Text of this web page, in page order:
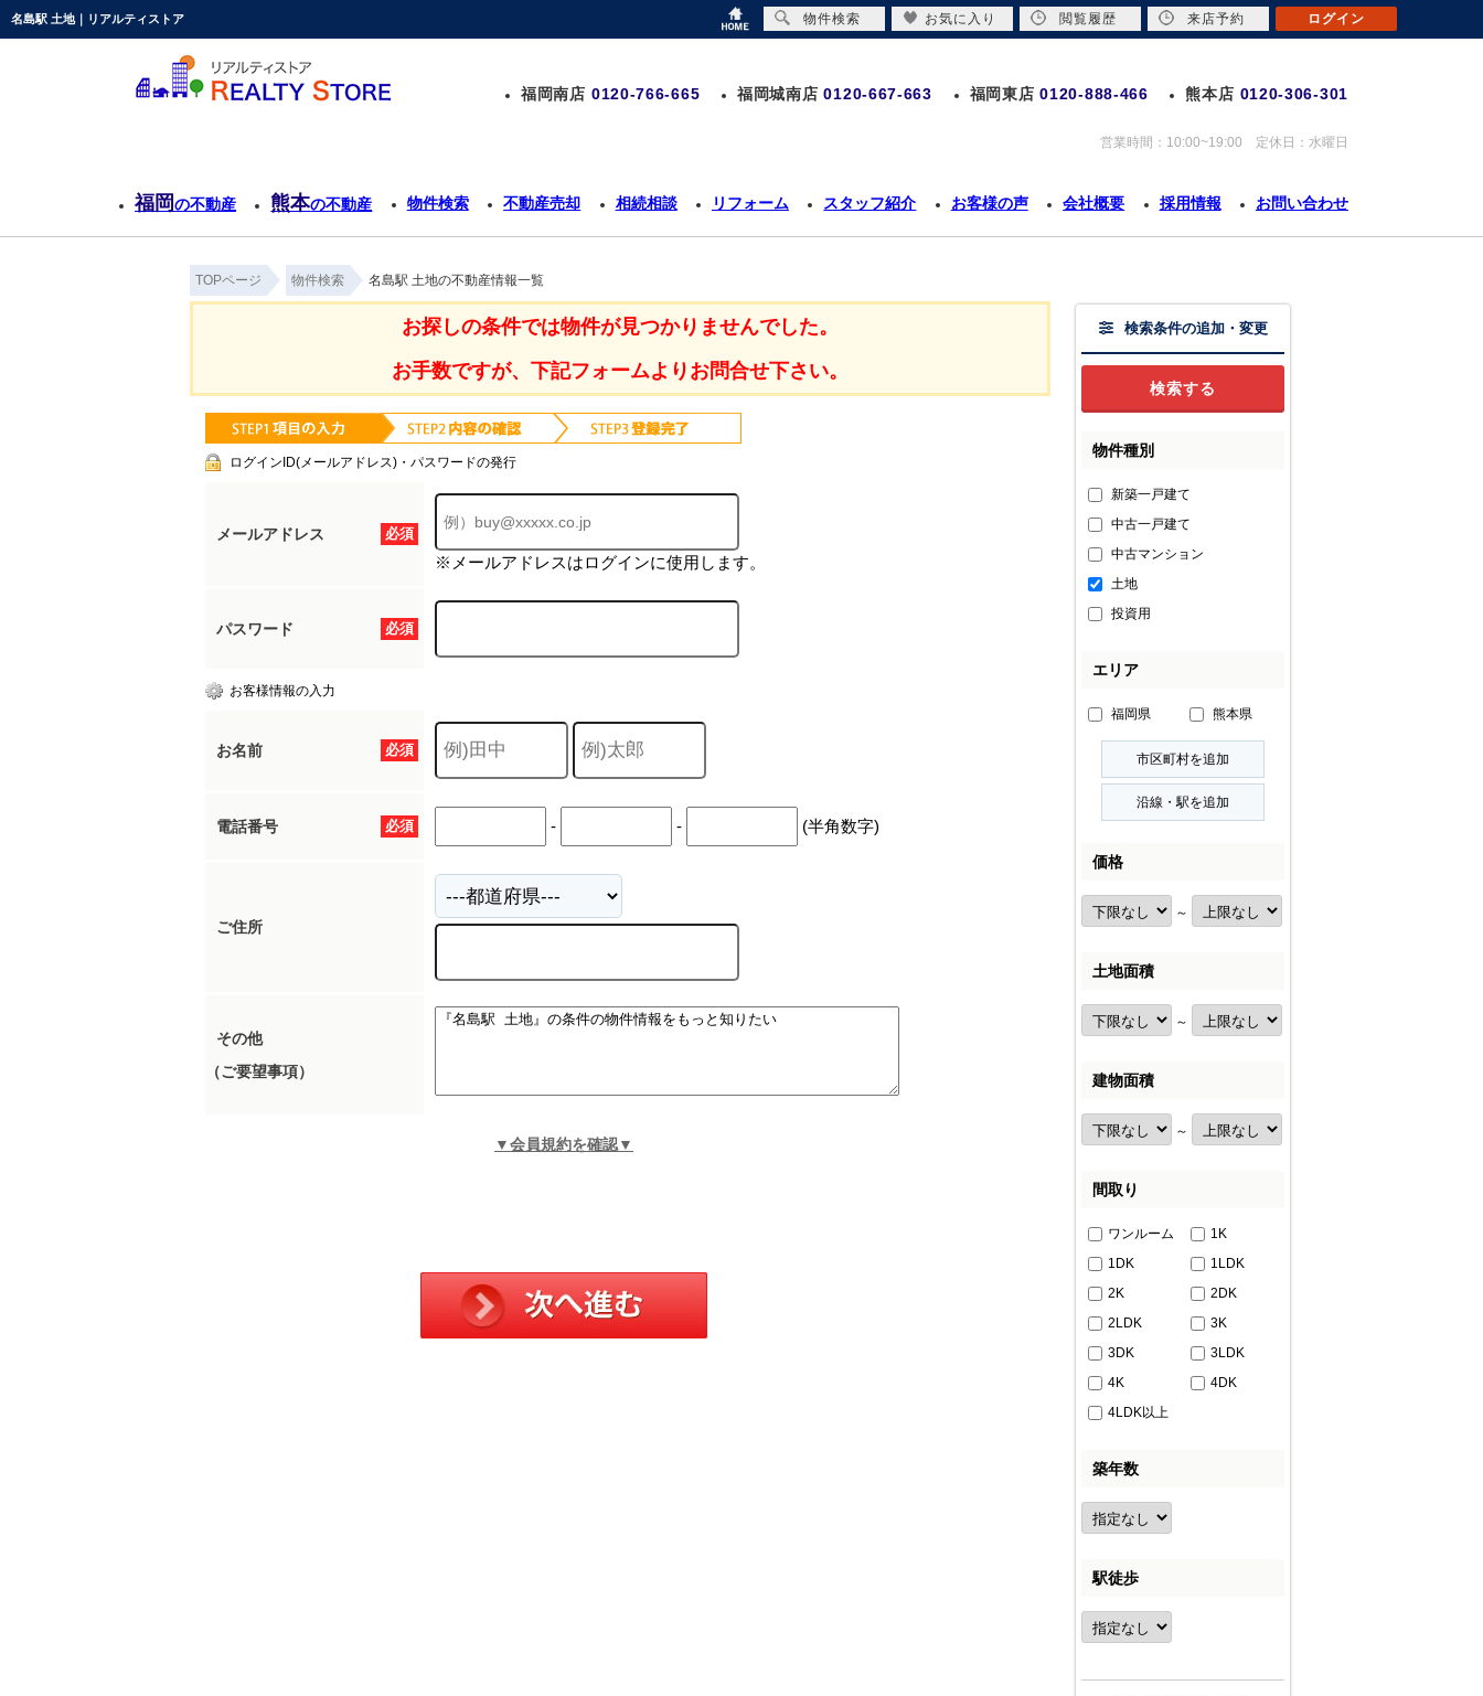
名島駅 土地｜リアルティストア
福岡南店 0120-766-665 福岡城南店 0120-667-663 福岡東店 0120-888-466 熊本店 0120-306-301
営業時間：10:00~19:00 定休日：水曜日
福岡の不動産 熊本の不動産 物件検索 不動産売却 相続相談 リフォーム スタッフ紹介 お客様の声 会社概要 採用情報 お問い合わせ
TOPページ 物件検索 名島駅 土地の不動産情報一覧
お探しの条件では物件が見つかりませんでした。
お手数ですが、下記フォームよりお問合せ下さい。
ログインID(メールアドレス)・パスワードの発行
必須
メールアドレス
※メールアドレスはログインに使用します。
必須
パスワード
お客様情報の入力
必須
お名前
必須
電話番号 - - (半角数字)
ご住所
その他
（ご要望事項）
▼会員規約を確認▼
検索条件の追加・変更
物件種別
新築一戸建て
中古一戸建て
中古マンション
土地
投資用
エリア
福岡県 熊本県
価格
～
土地面積
～
建物面積
～
間取り
ワンルーム
1K
1DK
1LDK
2K
2DK
2LDK
3K
3DK
3LDK
4K
4DK
4LDK以上
築年数
駅徒歩
物件検索 お気に入り 閲覧履歴 来店予約 ログイン